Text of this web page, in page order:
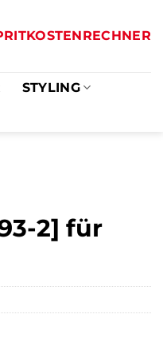
STYLING
2] für